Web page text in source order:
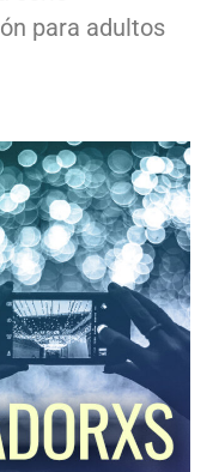
para adultos